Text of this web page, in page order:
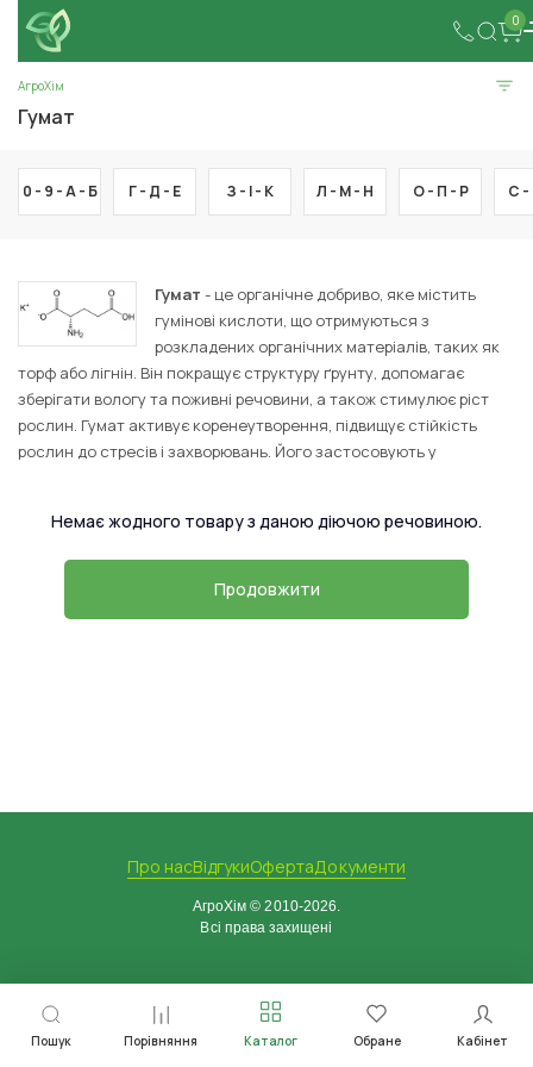
0
Пошук Порівняння Каталог Обране Кабінет
АгроХім
Гумат
0 - 9 -А - Б Г - Д - Е З - І - К Л - М - Н О - П - Р С -
Гумат - це органічне добриво, яке містить
гумінові кислоти, що отримуються з
розкладених органічних матеріалів, таких як
торф або лігнін. Він покращує структуру ґрунту, допомагає
зберігати вологу та поживні речовини, а також стимулює ріст
рослин. Гумат активує коренеутворення, підвищує стійкість
рослин до стресів і захворювань. Його застосовують у
Немає жодного товару з даною діючою речовиною.
Продовжити
Про насВідгукиОфертаДокументи
АгроХім © 2010-2026.
Всі права захищені